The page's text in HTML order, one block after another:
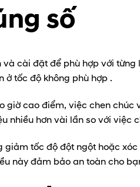
số
và cài đặt để phù hợp với
ở tốc độ không phù hợp .
giờ cao điểm, việc chen
nhiều hơn vài lần so với việc
giảm tốc độ đột ngột hoặc
này đảm bảo an toàn cho